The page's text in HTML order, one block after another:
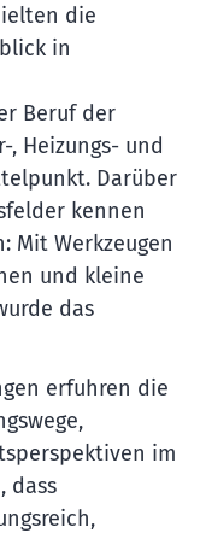
die
in
Beruf der
Heizungs- und
Darüber
kennen
Mit Werkzeugen
und kleine
das
erfuhren die
im
dass